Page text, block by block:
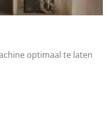
optimaal te laten